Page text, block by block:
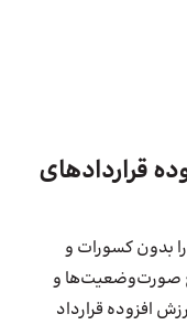
قراردادهای
بدون کسورات و
صورت‌وضعیت‌ها و
افزوده قرارداد